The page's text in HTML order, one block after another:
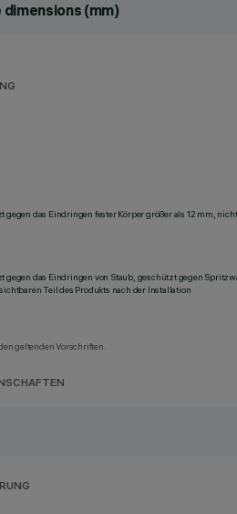
dimensions (mm)
gegen das Eindringen fester Körper größer als 12 mm,
gegen das Eindringen von Staub, geschützt gegen
Teil des Produkts nach der Installation
geltenden Vorschriften.